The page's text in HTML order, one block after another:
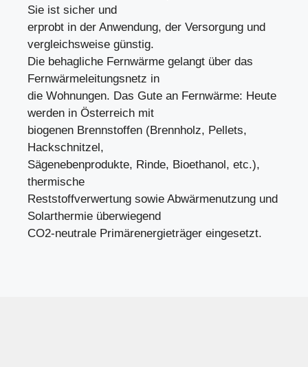
Sie ist sicher und
erprobt in der Anwendung, der Versorgung und
vergleichsweise günstig.
Die behagliche Fernwärme gelangt über das
Fernwärmeleitungsnetz in
die Wohnungen. Das Gute an Fernwärme: Heute
werden in Österreich mit
biogenen Brennstoffen (Brennholz, Pellets,
Hackschnitzel,
Sägenebenprodukte, Rinde, Bioethanol, etc.),
thermische
Reststoffverwertung sowie Abwärmenutzung und
Solarthermie überwiegend
CO2-neutrale Primärenergieträger eingesetzt.